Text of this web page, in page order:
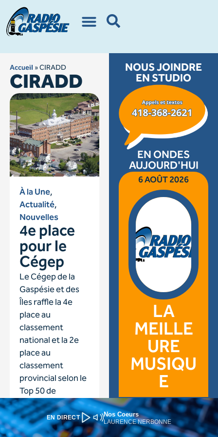
EN DIRECT Nos Coeurs
LAURENCE NERBONNE